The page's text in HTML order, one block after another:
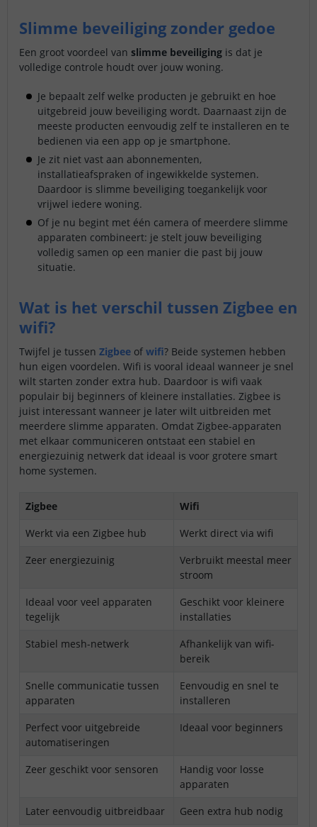
Slimme beveiliging zonder gedoe
Een groot voordeel van slimme beveiliging is dat je
volledige controle houdt over jouw woning.
Je bepaalt zelf welke producten je gebruikt en hoe
uitgebreid jouw beveiliging wordt. Daarnaast zijn de
meeste producten eenvoudig zelf te installeren en te
bedienen via een app op je smartphone.
Je zit niet vast aan abonnementen,
installatieafspraken of ingewikkelde systemen.
Daardoor is slimme beveiliging toegankelijk voor
vrijwel iedere woning.
Of je nu begint met één camera of meerdere slimme
apparaten combineert: je stelt jouw beveiliging
volledig samen op een manier die past bij jouw
situatie.
Wat is het verschil tussen Zigbee en
wifi?
Twijfel je tussen Zigbee of wifi? Beide systemen hebben
hun eigen voordelen. Wifi is vooral ideaal wanneer je snel
wilt starten zonder extra hub. Daardoor is wifi vaak
populair bij beginners of kleinere installaties. Zigbee is
juist interessant wanneer je later wilt uitbreiden met
meerdere slimme apparaten. Omdat Zigbee-apparaten
met elkaar communiceren ontstaat een stabiel en
energiezuinig netwerk dat ideaal is voor grotere smart
home systemen.
Zigbee
Wifi
Werkt via een Zigbee hub
Werkt direct via wifi
Zeer energiezuinig
Verbruikt meestal meer
stroom
Ideaal voor veel apparaten
tegelijk
Geschikt voor kleinere
installaties
Stabiel mesh-netwerk
Afhankelijk van wifi-
bereik
Snelle communicatie tussen
apparaten
Eenvoudig en snel te
installeren
Perfect voor uitgebreide
automatiseringen
Ideaal voor beginners
Zeer geschikt voor sensoren
Handig voor losse
apparaten
Later eenvoudig uitbreidbaar
Geen extra hub nodig